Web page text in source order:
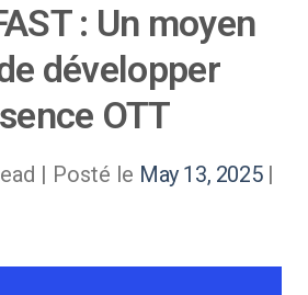
: Un moyen
développer
OTT
| Posté le May 13, 2025|